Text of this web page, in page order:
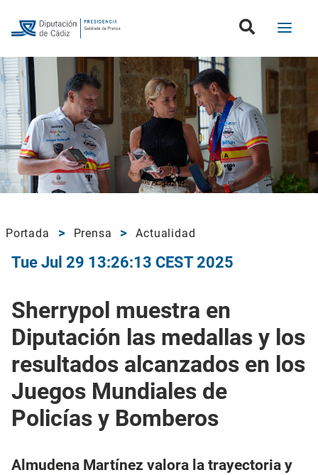
Portada Prensa Actualidad
Tue Jul 29 13:26:13 CEST 2025
Sherrypol muestra en
Diputación las medallas y los
resultados alcanzados en los
Juegos Mundiales de
Policías y Bomberos
Almudena Martínez valora la trayectoria y